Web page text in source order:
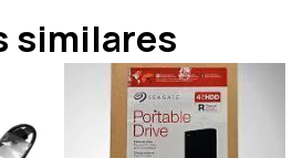
similares